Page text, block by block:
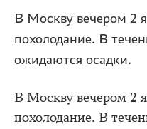
В Москву вечером 2
похолодание. В
ожидаются осадки.
В Москву вечером 2
похолодание. В